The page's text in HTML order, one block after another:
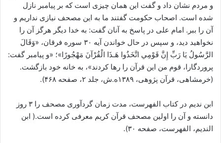
و مردم نشان داد و گفت این همان چیزی است که بر پیامبر نازل
شده است. اصحاب حکومت گفتند ما به این مصحف نیازی نداریم و
آن را ببر. امام علی در پاسخ به آنان گفت: به خدا دیگر هرگز آن را
نخواهید دید، و سپس در حال خواندن آیه ۳۰ سوره فرقان، «وَقَالَ
الرَّسُولُ يَا رَبِّ إِنَّ قَوْمِي اتَّخَذُوا هَـذَا الْقُرْآنَ مَهْجُورًا»؛ «و پيامبر گفت:
پروردگارا، قوم من اين قرآن را رها كردند»، به خانه خود بازگشت.
(خرمشاهی، قرآن ‌پژوهی، ۱۳۸۹ه.ش، جلد ۲، صفحه ۴۶۸).
ابن ندیم در کتاب الفهرست، مدت‌ زمان گردآوری مصحف را ۳ روز
دانسته و آن را اولین مصحف قرآن کریم معرفی کرده است.( ابن
الندیم، الفهرست، صفحه ۳۰).